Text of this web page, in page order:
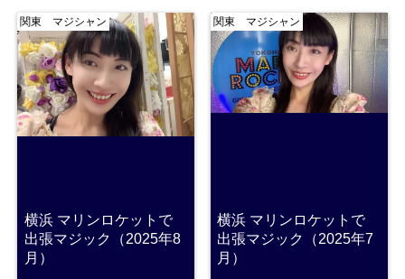
関東 マジシャン
横浜 マリンロケットで
出張マジック（2025年8
月）
関東 マジシャン
横浜 マリンロケットで
出張マジック（2025年7
月）